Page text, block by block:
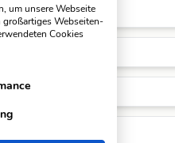
um unsere Webseite
großartiges Webseiten-
Cookies